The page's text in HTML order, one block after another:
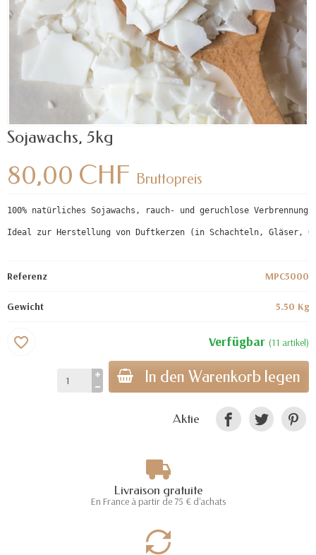
Sojawachs, 5kg
80,00 CHF Bruttopreis
100% natürliches Sojawachs, rauch- und geruchlose
Ideal zur Herstellung von Duftkerzen (in Schachteln, Gläser,
Referenz MPC5000
Gewicht 5.50 Kg
Verfügbar (11 artikel)
In den Warenkorb legen
favorite_border
Aktie
Livraison gratuite
En France à partir de 75 € d'achats